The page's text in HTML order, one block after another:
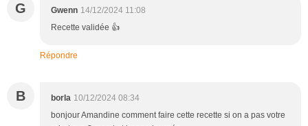
G Gwenn 14/12/2024 11:08
Recette validée 👍
Répondre
B borla 10/12/2024 08:34
bonjour Amandine comment faire cette recette si on a pas votre